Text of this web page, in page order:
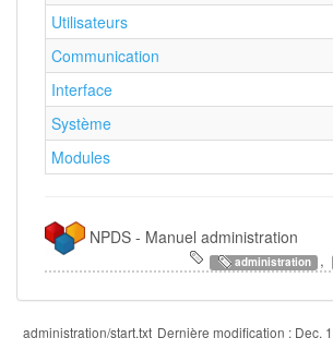
Utilisateurs
Communication
Interface
Système
Modules
NPDS - Manuel administration
administration ,
administration/start.txt Dernière modification : Dec.